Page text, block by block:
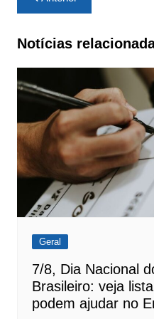
de
Post
Notícias
Geral
7/8, Dia Nacional
Brasileiro: veja
podem ajudar no